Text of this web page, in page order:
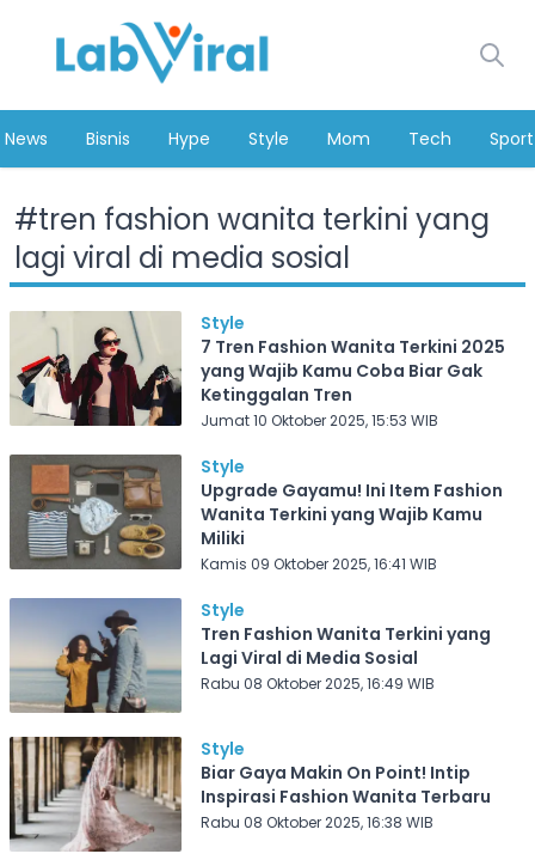
News Bisnis Hype Style Mom Tech Sport
#tren fashion wanita terkini yang
lagi viral di media sosial
Style
7 Tren Fashion Wanita Terkini 2025
yang Wajib Kamu Coba Biar Gak
Ketinggalan Tren
Jumat 10 Oktober 2025, 15:53 WIB
Style
Upgrade Gayamu! Ini Item Fashion
Wanita Terkini yang Wajib Kamu
Miliki
Kamis 09 Oktober 2025, 16:41 WIB
Style
Tren Fashion Wanita Terkini yang
Lagi Viral di Media Sosial
Rabu 08 Oktober 2025, 16:49 WIB
Style
Biar Gaya Makin On Point! Intip
Inspirasi Fashion Wanita Terbaru
Rabu 08 Oktober 2025, 16:38 WIB